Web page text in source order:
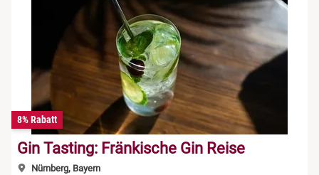
8% Rabatt
Gin Tasting: Fränkische Gin Reise
Nürnberg, Bayern